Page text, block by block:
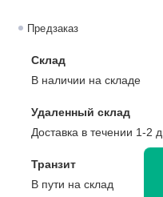
Предзаказ
Склад
В наличии на складе
Удаленный склад
Доставка в течении 1-2
Транзит
В пути на склад